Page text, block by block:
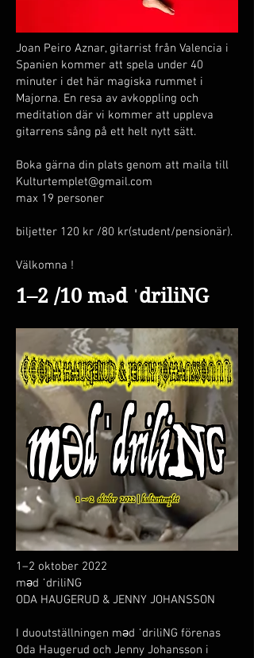
Joan Peiro Aznar, gitarrist från Valencia i
Spanien kommer att spela under 40
minuter i det här magiska rummet i
Majorna. En resa av avkoppling och
meditation där vi kommer att uppleva
gitarrens sång på ett helt nytt sätt.
Boka gärna din plats genom att maila till
Kulturtemplet@gmail.com
max 19 personer
biljetter 120 kr /80 kr(student/pensionär).
Välkomna !
1–2 /10 məd ˈdriliNG
1–2 oktober 2022
məd ˈdriliNG
ODA HAUGERUD & JENNY JOHANSSON
I duoutställningen məd ˈdriliNG förenas
Oda Haugerud och Jenny Johansson i